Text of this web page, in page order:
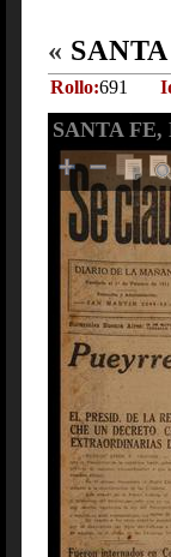
«
Rollo:691
SANTA FE,